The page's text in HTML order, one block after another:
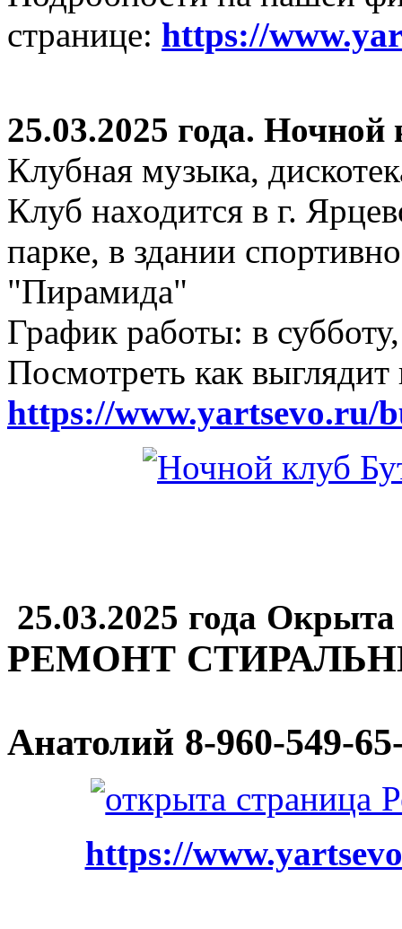
странице: https://
25.03.2025 года.
Клубная музыка,
Клуб находится в г.
парке, в здании
"Пирамида"
График работы: в
Посмотреть как
https://www.yartsevo.ru/
25.03.2025 года
РЕМОНТ
Анатолий 8-960-549-
https://